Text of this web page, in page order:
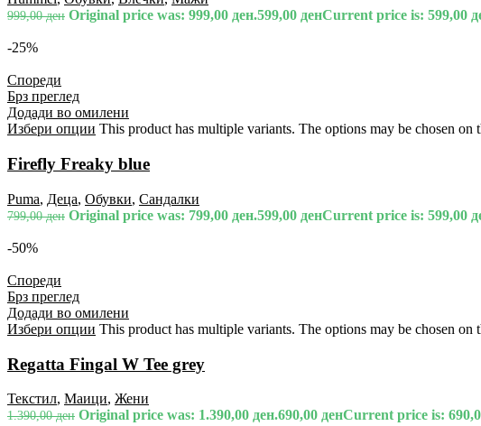
999,00ден Original price was: 999,00 ден.599,00 денCurrent price is: 599,00
-25%
Спореди
Брз преглед
Додади во омилени
Избери опции This product has multiple variants. The options may be chosen on
Firefly Freaky blue
Puma, Деца, Обувки, Сандалки
799,00ден Original price was: 799,00 ден.599,00 денCurrent price is: 599,00
-50%
Спореди
Брз преглед
Додади во омилени
Избери опции This product has multiple variants. The options may be chosen on
Regatta Fingal W Tee grey
Текстил, Маици, Жени
1.390,00ден Original price was: 1.390,00 ден.690,00 денCurrent price is: